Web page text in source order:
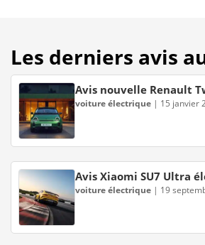
Les derniers avis
Avis nouvelle Renault
voiture électrique | 15 janvier
Avis Xiaomi SU7 Ultra
voiture électrique | 19